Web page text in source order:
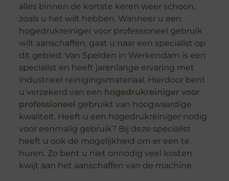
alles binnen de kortste keren weer schoon,
zoals u het wilt hebben. Wanneer u een
hogedrukreiniger voor professioneel gebruik
wilt aanschaffen, gaat u naar een specialist op
dit gebied. Van Spelden in Werkendam is een
specialist en heeft jarenlange ervaring met
industrieel reinigingsmateriaal. Hierdoor bent
u verzekerd van een hogedrukreiniger voor
professioneel gebruikt van hoogwaardige
kwaliteit. Heeft u een hogedrukreiniger nodig
voor eenmalig gebruik? Bij deze specialist
heeft u ook de mogelijkheid om er een te
huren. Zo bent u niet onnodig veel kosten
kwijt aan het aanschaffen van de machine.